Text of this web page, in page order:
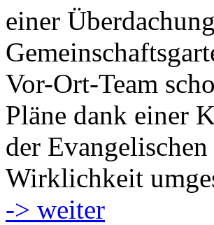
einer
Vor-Ort-Team
Pläne dank einer
der
Wirklichkeit
-> weiter